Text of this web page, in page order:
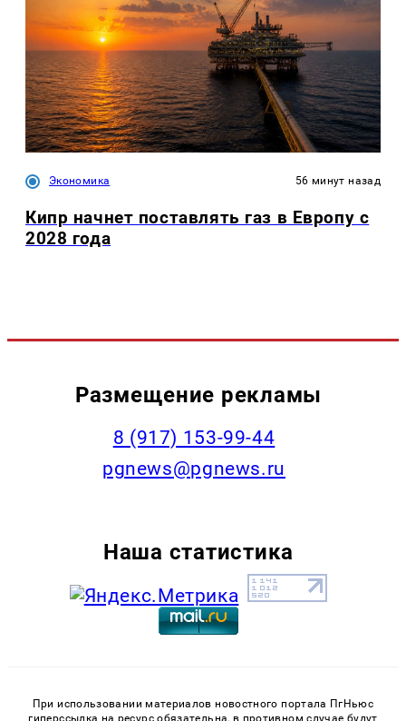
Экономика 56 минут назад
Кипр начнет поставлять газ в Европу с
2028 года
Размещение рекламы
‭8 (917) 153-99-44
pgnews@pgnews.ru
Наша статистика
При использовании материалов новостного портала ПгНьюс
гиперссылка на ресурс обязательна, в противном случае будут